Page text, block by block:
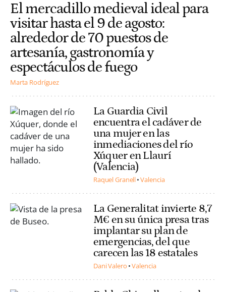
El mercadillo medieval ideal para
visitar hasta el 9 de agosto:
alrededor de 70 puestos de
artesanía, gastronomía y
espectáculos de fuego
Marta Rodríguez
La Guardia Civil
encuentra el cadáver de
una mujer en las
inmediaciones del río
Xúquer en Llaurí
(Valencia)
Raquel Granell Valencia
La Generalitat invierte 8,7
M€ en su única presa tras
implantar su plan de
emergencias, del que
carecen las 18 estatales
Dani Valero Valencia